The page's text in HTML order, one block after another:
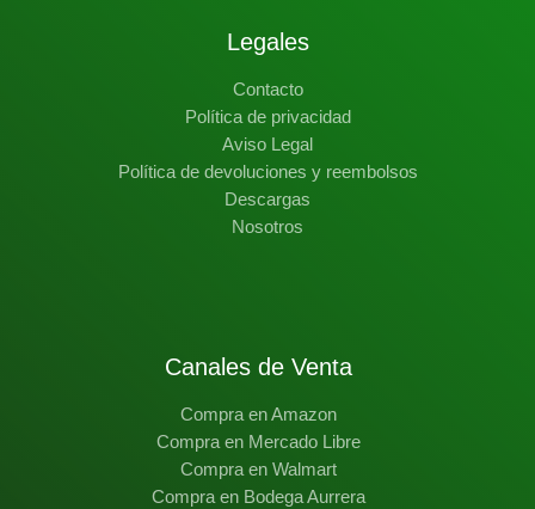
Legales
Contacto
Política de privacidad
Aviso Legal
Política de devoluciones y reembolsos
Descargas
Nosotros
Canales de Venta
Compra en Amazon
Compra en Mercado Libre
Compra en Walmart
Compra en Bodega Aurrera